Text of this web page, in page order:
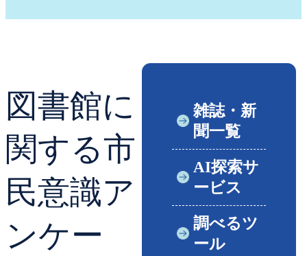
貸出ランキング
予約ランキング
学校図書館支援サー
ブックスタート体験
レファレンスサービ
図書館に
関する市
民意識ア
ンケー
雑誌・新
聞一覧
AI探索サ
ービス
調べるツ
ール